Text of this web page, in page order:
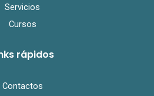
Servicios
Cursos
rápidos
Contactos